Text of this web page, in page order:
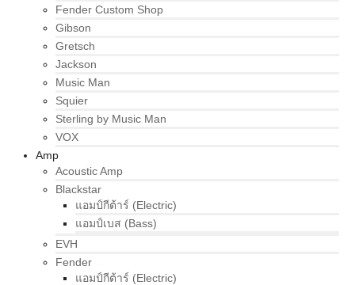
Fender Custom Shop
Gibson
Gretsch
Jackson
Music Man
Squier
Sterling by Music Man
VOX
Amp
Acoustic Amp
Blackstar
แอมป์กีต้าร์ (Electric)
แอมป์เบส (Bass)
EVH
Fender
แอมป์กีต้าร์ (Electric)